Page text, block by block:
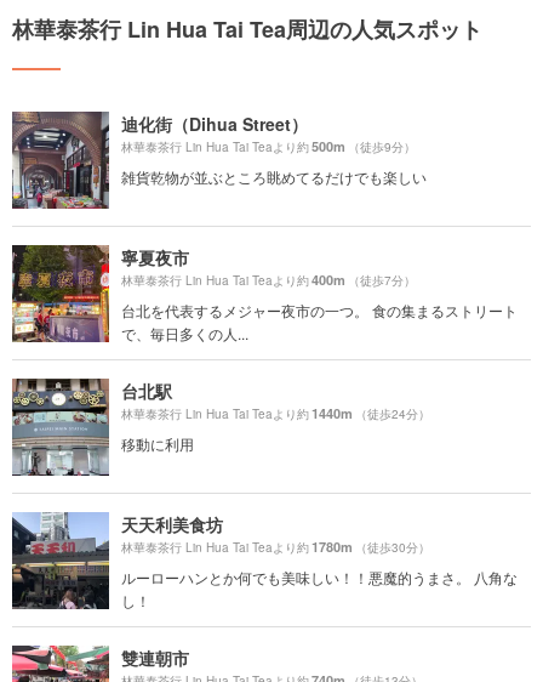
林華泰茶行 Lin Hua Tai Tea周辺の人気スポット
迪化街（Dihua Street）
林華泰茶行 Lin Hua Tai Teaより約500m （徒歩9分）
雑貨乾物が並ぶところ眺めてるだけでも楽しい
寧夏夜市
林華泰茶行 Lin Hua Tai Teaより約400m （徒歩7分）
台北を代表するメジャー夜市の一つ。 食の集まるストリート
で、毎日多くの人...
台北駅
林華泰茶行 Lin Hua Tai Teaより約1440m （徒歩24分）
移動に利用
天天利美食坊
林華泰茶行 Lin Hua Tai Teaより約1780m （徒歩30分）
ルーローハンとか何でも美味しい！！悪魔的うまさ。 八角な
し！
雙連朝市